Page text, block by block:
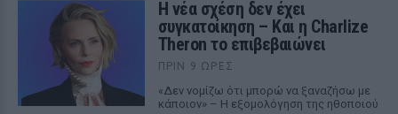
Η νέα σχέση δεν έχει
συγκατοίκηση – Και η Charlize
Theron το επιβεβαιώνει
ΠΡΙΝ 9 ΏΡΕΣ
«Δεν νομίζω ότι μπορώ να ξαναζήσω με
κάποιον» – Η εξομολόγηση της ηθοποιού